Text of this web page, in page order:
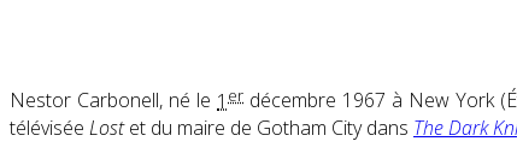
Nestor Carbonell, né le 1 er décembre 1967 à New York
télévisée Lostet du maire de Gotham City dans The Dark